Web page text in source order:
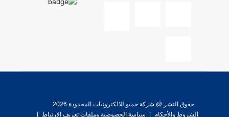
حقوق النشر @ شركة جمبو للالكترونيات المحدودة 2026
الشروط والأحكام
سياسة الخصوصية وملفات تعريف الارتباط